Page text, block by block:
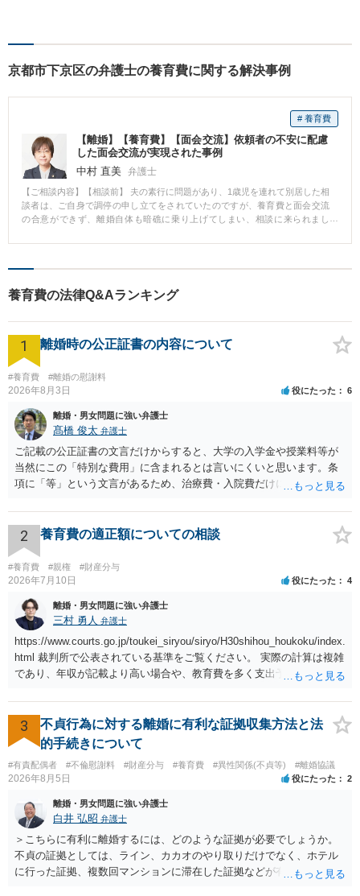
出すことを心がけています。
京都市下京区の弁護士の養育費に関する解決事例
# 養育費
【離婚】【養育費】【面会交流】依頼者の不安に配慮
した面会交流が実現された事例
中村 直美 弁護士
【ご相談内容】【相談前】 夫の素行に問題があり、1歳児を連れて別居した相
談者は、ご自身で調停の申し立てをされていたのですが、養育費と面会交流
の合意ができず、離婚自体も暗礁に乗り上げてしまい、相談に来られまし
支援機関等を利用して段階的な面会を試みることで、面会交流の実施が可能
じることとなり、調停が成立しました。 【先生のコメント】 調停では、面会
交流に対する不安感を主張し、裁判所の協力、支援機関の協力を得て、段階
会い、助言することが可能だったことがよかったと思います。
養育費の法律Q&Aランキング
1 離婚時の公正証書の内容について
#養育費 #離婚の慰謝料
2026年8月3日 役にたった 6
離婚・男女問題に強い弁護士
髙橋 俊太 弁護士
ご記載の公正証書の文言だけからすると、大学の入学金や授業料等が
当然にこの「特別な費用」に含まれるとは言いにくいと思います。条
項に「等」という文言があるため、治療費・入院費だけに限定される
れていますので、通常は、病気や事故によって臨時に必要となった医
療費その他これに類する特別支出を念頭に置いた条項と読むのが自然
です。したがって、大学の入学金、授業料、受験費用などの教育費に
ついてまで、「この条項があるから当然に半額を請求できる」とまで
は言いにくいと思われます。なお、通常、大学進学費用をどこまで負
担すべきかについては、離婚時の合意内容のほか、子どもの年齢、大
学進学についての父母の認識、父母の学歴・収入・資産状況、進学先
や費用などを踏まえて個別に検討することになります。公正証書の他
の条項において、養育費の終期についてどのように定められている
か、大学進学に関する定めの有無、「教育費」「進学費用」に関する
定めの有無等について確認する必要があると考えられます。
2 養育費の適正額についての相談
#養育費 #親権 #財産分与
2026年7月10日 役にたった 4
離婚・男女問題に強い弁護士
三村 勇人 弁護士
https://www.courts.go.jp/toukei_siryou/siryo/H30shihou_houkoku/index.
html 裁判所で公表されている基準をご覧ください。 実際の計算は複雑
であり、年収が記載より高い場合や、教育費を多く支出予定される場
もございますが、本件のように簡易な相場観を知るためにはこちらで
十分かと思います。
3
不貞行為に対する離婚に有利な証拠収集方法と法
的手続きについて
#有責配偶者 #不倫慰謝料 #財産分与 #養育費 #異性関係(不貞等) #離婚協議
2026年8月5日 役にたった 2
離婚・男女問題に強い弁護士
白井 弘昭 弁護士
＞こちらに有利に離婚するには、どのような証拠が必要でしょうか。
不貞の証拠としては、ライン、カカオのやり取りだけでなく、ホテル
に行った証拠、複数回マンションに滞在した証拠などが有効です。 不